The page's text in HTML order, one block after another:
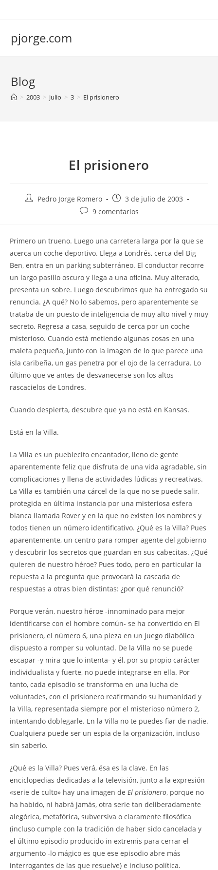
pjorge.com
Blog
> 2003 > julio > 3 > El prisionero
El prisionero
AutorPedro Jorge Romero
Publicación
de
3 de julio de 2003
Comentarios
entrada:
9 comentarios
Primero un trueno. Luego una carretera larga por la que se
acerca un coche deportivo. Llega a Londrés, cerca del Big
Ben, entra en un parking subterráneo. El conductor recorre
un largo pasillo oscuro y llega a una oficina. Muy alterado,
presenta un sobre. Luego descubrimos que ha entregado su
renuncia. ¿A qué? No lo sabemos, pero aparentemente se
trataba de un puesto de inteligencia de muy alto nivel y muy
secreto. Regresa a casa, seguido de cerca por un coche
misterioso. Cuando está metiendo algunas cosas en una
maleta pequeña, junto con la imagen de lo que parece una
isla caribeña, un gas penetra por el ojo de la cerradura. Lo
último que ve antes de desvanecerse son los altos
rascacielos de Londres.
Cuando despierta, descubre que ya no está en Kansas.
Está en la Villa.
La Villa es un pueblecito encantador, lleno de gente
aparentemente feliz que disfruta de una vida agradable, sin
complicaciones y llena de actividades lúdicas y recreativas.
La Villa es también una cárcel de la que no se puede salir,
protegida en última instancia por una misteriosa esfera
blanca llamada Rover y en la que no existen los nombres y
todos tienen un número identificativo. ¿Qué es la Villa? Pues
aparentemente, un centro para romper agente del gobierno
y descubrir los secretos que guardan en sus cabecitas. ¿Qué
quieren de nuestro héroe? Pues todo, pero en particular la
repuesta a la pregunta que provocará la cascada de
respuestas a otras bien distintas: ¿por qué renunció?
Porque verán, nuestro héroe -innominado para mejor
identificarse con el hombre común- se ha convertido en El
prisionero, el número 6, una pieza en un juego diabólico
dispuesto a romper su voluntad. De la Villa no se puede
escapar -y mira que lo intenta- y él, por su propio carácter
individualista y fuerte, no puede integrarse en ella. Por
tanto, cada episodio se transforma en una lucha de
voluntades, con el prisionero reafirmando su humanidad y
la Villa, representada siempre por el misterioso número 2,
intentando doblegarle. En la Villa no te puedes fiar de nadie.
Cualquiera puede ser un espia de la organización, incluso
sin saberlo.
¿Qué es la Villa? Pues verá, ésa es la clave. En las
enciclopedias dedicadas a la televisión, junto a la expresión
«serie de culto» hay una imagen de El prisionero, porque no
ha habido, ni habrá jamás, otra serie tan deliberadamente
alegórica, metafórica, subversiva o claramente filosófica
(incluso cumple con la tradición de haber sido cancelada y
el último episodio producido in extremis para cerrar el
argumento -lo mágico es que ese episodio abre más
interrogantes de las que resuelve) e incluso política.